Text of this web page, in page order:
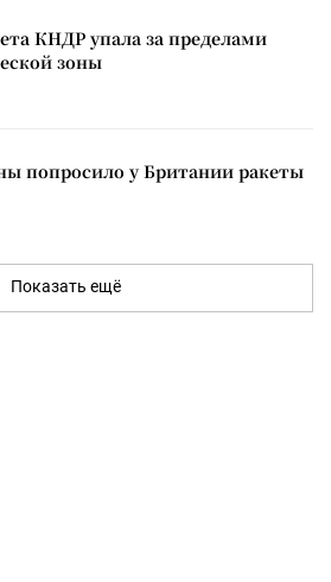
КНДР упала за пределами
зоны
попросило у Британии ракеты
Показать ещё